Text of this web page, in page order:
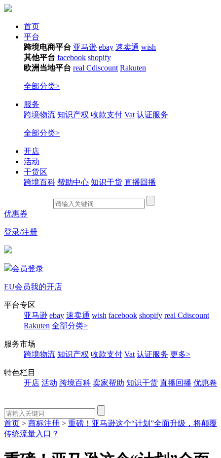
首页
平台
跨境电商平台 亚马逊 ebay 速卖通 wish
其他平台 facebook shopify
欧洲当地平台 real Cdiscount Rakuten
全部分类>
服务
跨境物流 知识产权 收款支付 Vat 认证服务
全部分类>
开店
活动
干货区
跨境百科 帮助中心 知识干货 直播回播
优惠券
登录/注册
会员登录
EU会员我的开店
平台专区
亚马逊 ebay 速卖通 wish facebook shopify real Cdiscount
Rakuten 全部分类>
服务市场
跨境物流 知识产权 收款支付 Vat 认证服务 更多>
特色栏目
开店 活动 跨境百科 卖家帮助 知识干货 直播回播 优惠卷
首页 > 商标注册 > 重磅！亚马逊这个“计划”全面升级，将颠覆
传统流量入口？